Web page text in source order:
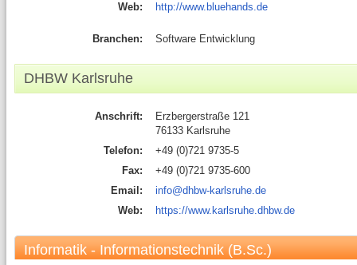
Web:
http://www.bluehands.de
Branchen: Software Entwicklung
DHBW Karlsruhe
Anschrift:
Erzbergerstraße 121
76133 Karlsruhe
Telefon:
+49 (0)721 9735-5
Fax:
+49 (0)721 9735-600
Email:
info@dhbw-karlsruhe.de
Web:
https://www.karlsruhe.dhbw.de
Informatik - Informationstechnik (B.Sc.)